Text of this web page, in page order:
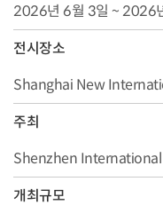
2026년 6월 3일 ~ 2026
전시장소
Shanghai New
주최
Shenzhen
개최규모